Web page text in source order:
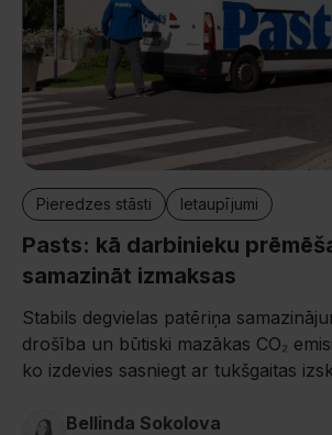
Pieredzes stāsti Ietaupījumi
Pasts: kā darbinieku
samazināt izmaksas
Stabils degvielas patēriņa
drošība un būtiski mazākas CO₂
ko izdevies sasniegt ar tukšgaitas
Bellinda Sokolova